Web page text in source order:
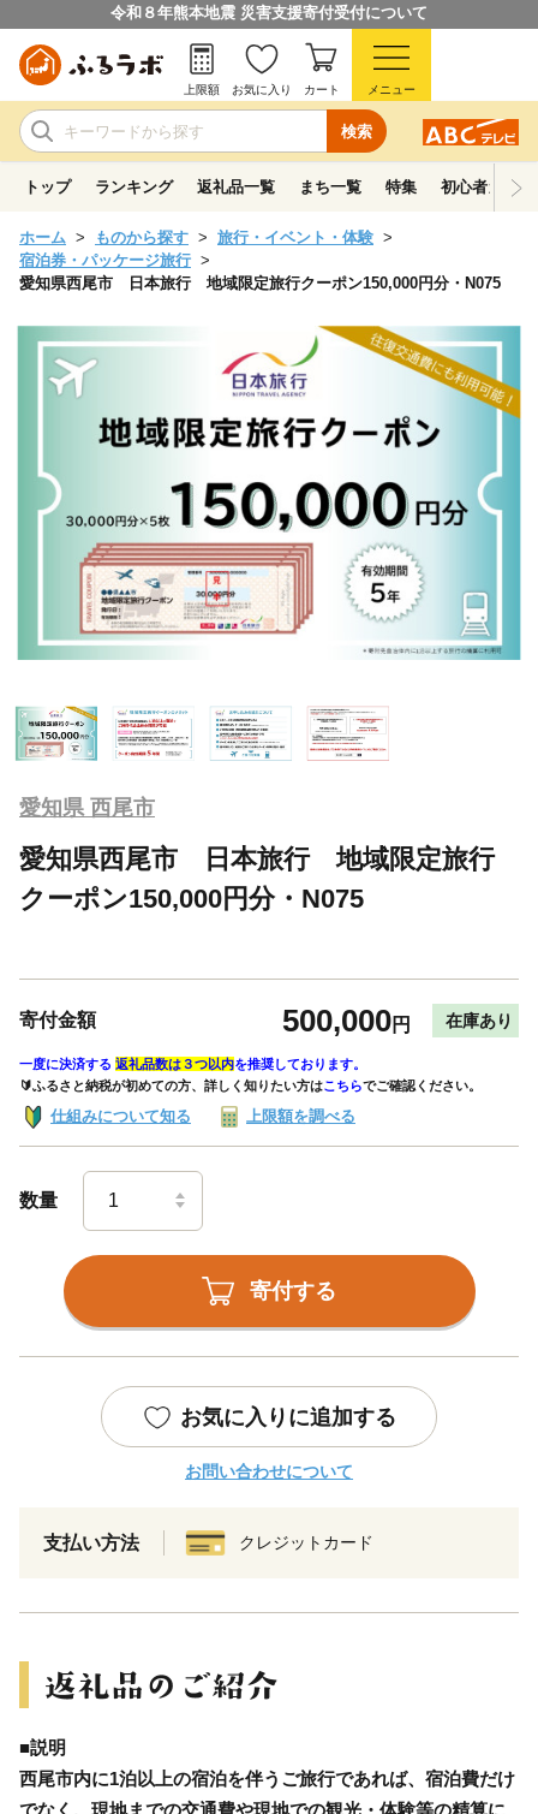
令和８年熊本地震 災害支援寄付受付について
検索
上限額 お気に入り カート メニュー
トップ ランキング 返礼品一覧 まち一覧 特集 初心者ガイド
ホーム ものから探す
旅行・イベント・体験
宿泊券・パッケージ旅行
愛知県西尾市 日本旅行 地域限定旅行クーポン150,000円分・N075
愛知県 西尾市
愛知県西尾市 日本旅行 地域限定旅行
クーポン150,000円分・N075
寄付金額 500,000円 在庫あり
一度に決済する 返礼品数は３つ以内を推奨しております。
🔰ふるさと納税が初めての方、詳しく知りたい方はこちらでご確認ください。
仕組みについて知る 上限額を調べる
数量
寄付する
お気に入りに追加する
お問い合わせについて
支払い方法 クレジットカード
■説明
西尾市内に1泊以上の宿泊を伴うご旅行であれば、宿泊費だけ
でなく、現地までの交通費や現地での観光・体験等の精算に